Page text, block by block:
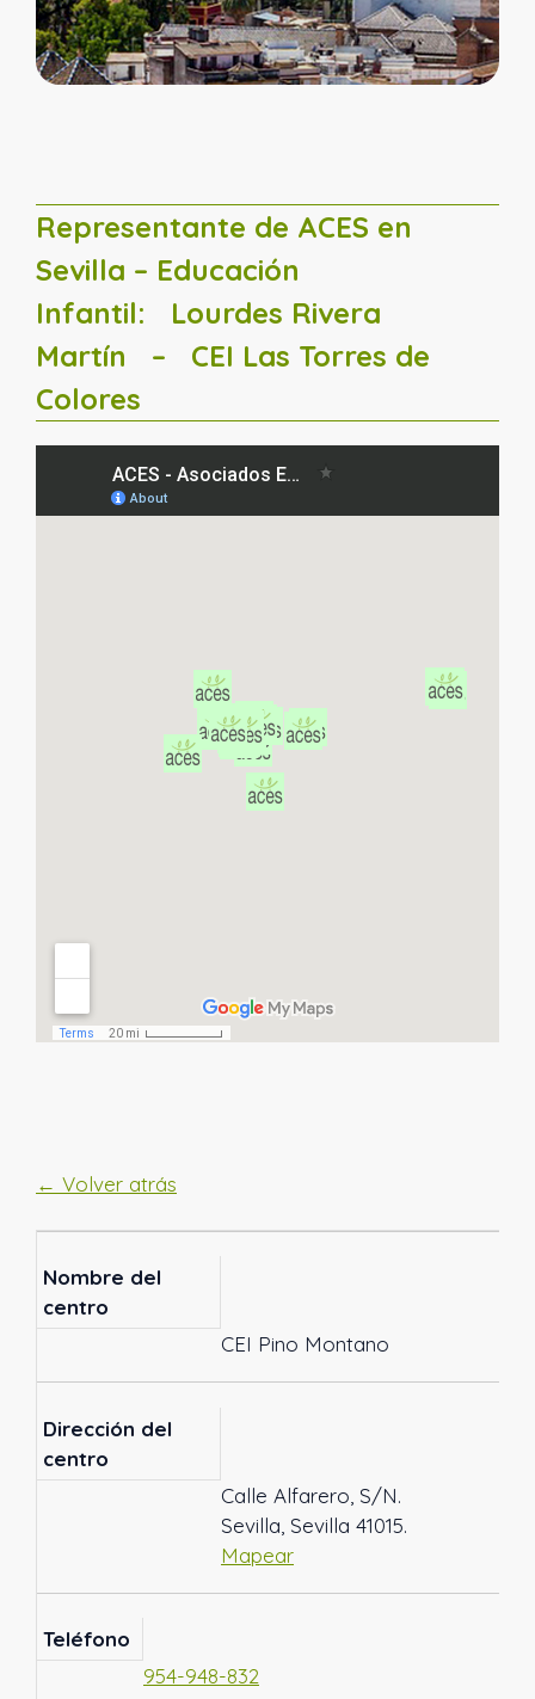
Representante de ACES en
Sevilla – Educación
Infantil:
Lourdes Rivera
Martín
– CEI Las Torres de
Colores
← Volver atrás
Nombre del
centro
CEI Pino Montano
Dirección del
centro
Calle Alfarero, S/N.
Sevilla, Sevilla 41015.
Mapear
Teléfono
954-948-832